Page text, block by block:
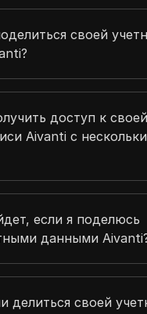
своей
доступ к своей
Aivanti с
если я поделюсь
данными
делиться своей